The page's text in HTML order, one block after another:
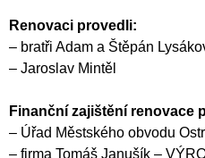
Renovaci provedli:
– bratři Adam a Štěpán
– Jaroslav Mintěl
Finanční zajištění renovace
– Úřad Městského obvodu
– firma Tomáš Janušík –